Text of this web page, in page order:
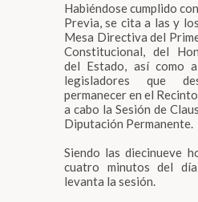
Habiéndose cumplido
Previa, se cita a las y
Mesa Directiva del
Constitucional, del
del Estado, así como
legisladores que
permanecer en el
a cabo la Sesión de
Diputación Permanente.
Siendo las diecinueve
cuatro minutos del
levanta la sesión.